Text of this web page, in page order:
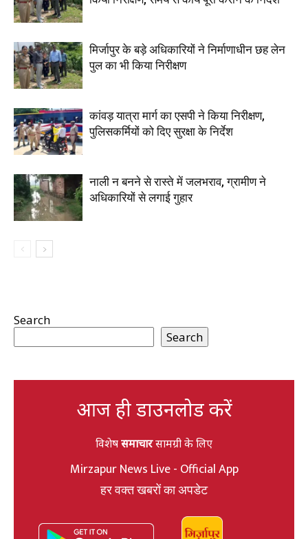
मिर्जापुर के बड़े अधिकारियों ने निर्माणाधीन छह लेन
पुल का भी किया निरीक्षण
कांवड़ यात्रा मार्ग का एसपी ने किया निरीक्षण,
पुलिसकर्मियों को दिए सुरक्षा के निर्देश
नाली न बनने से रास्ते में जलभराव, ग्रामीण ने
अधिकारियों से लगाई गुहार
Search
Search
आज ही डाउनलोड करें
विशेषसमाचारसामग्री के लिए
Mirzapur News Live - Official App
हर वक्त खबरों का अपडेट